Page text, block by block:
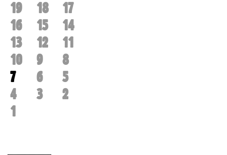
19
18
17
16
15
14
13
12
11
10
9
8
7
6
5
4
3
2
1